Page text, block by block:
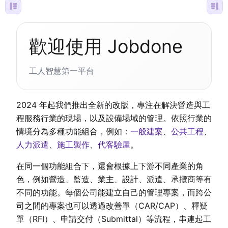
歡迎使用 Jobdone
工人智慧第一平台
2024 年起我們推出全新的改版，專注在解決營造與工
程服務行業的現場，以及設備場域的管理。依照行業的
情境分為多種功能組合，例如： 一般建案、 公共工程、
人力派遣、 施工製作、 代客驗屋。
在同一個功能組合下，還會根據上下游不同產業的角
色，例如營造、監造、業主、設計、派遣、承攬商等有
不同的功能。每個公司能建立自己的管理專案，而跨公
司之間的專案也可以透過改善單（CAR/CAP）、釋疑
單（RFI）、申請交付（Submittal）等流程，串連起工